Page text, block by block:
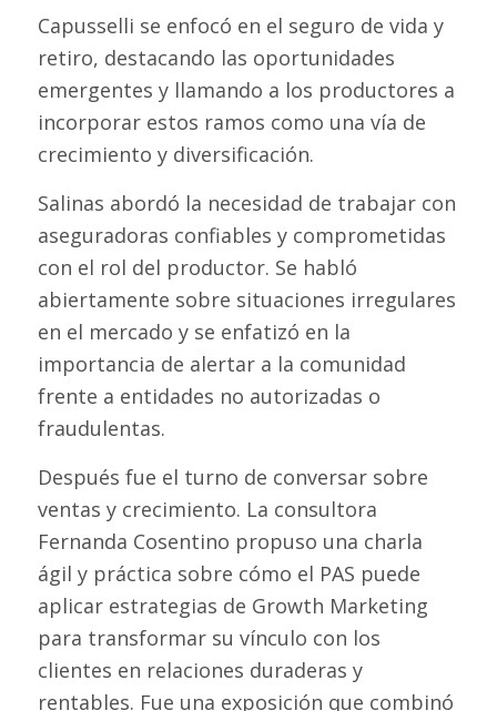
Capusselli se enfocó en el seguro de vida y
retiro, destacando las oportunidades
emergentes y llamando a los productores a
incorporar estos ramos como una vía de
crecimiento y diversificación.
Salinas abordó la necesidad de trabajar con
aseguradoras confiables y comprometidas
con el rol del productor. Se habló
abiertamente sobre situaciones irregulares
en el mercado y se enfatizó en la
importancia de alertar a la comunidad
frente a entidades no autorizadas o
fraudulentas.
Después fue el turno de conversar sobre
ventas y crecimiento. La consultora
Fernanda Cosentino propuso una charla
ágil y práctica sobre cómo el PAS puede
aplicar estrategias de Growth Marketing
para transformar su vínculo con los
clientes en relaciones duraderas y
rentables. Fue una exposición que combinó